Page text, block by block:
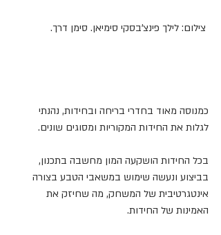
כמנוסה מאוד בחדרי בריחה ובחידות, נהנתי
לגלות את החידות המקוריות ומסוגים שונים.
בכל החידות הושקעה המון מחשבה בתכנון,
בביצוע ונעשה שימוש במשאבי הטבע בצורה
אינטגרטיבית של המשחק, מה שחיזק את
האמינות של החידות.